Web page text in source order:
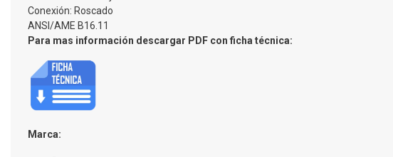
Conexión: Roscado
ANSI/AME B16.11
Para mas información descargar PDF con ficha técnica:
Marca: